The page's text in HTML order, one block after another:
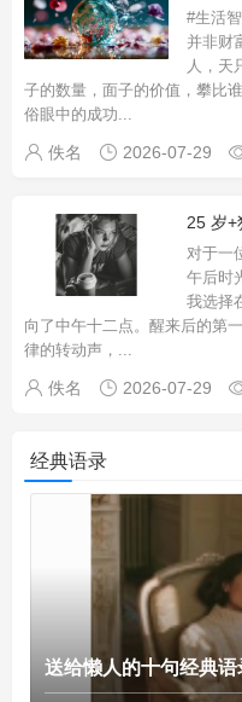
#生活
并非财
人，天
子的数量，面子的价值，攀比
俗眼中的成功...
佚名 2026-07-29
对于一
午后时
我选择
向了中午十二点。醒来后的第
律的转动声， ...
佚名 2026-07-29
经典语录
多 >>
送给懒人的十句经典